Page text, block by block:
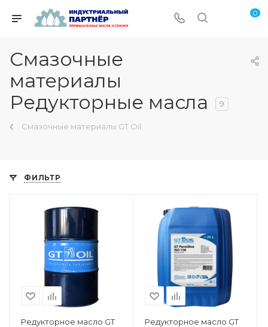
0
Смазочные
материалы
Редукторные масла
9
Смазочные материалы GT Oil
ФИЛЬТР
Редукторное масло GT
Редукторное масло GT